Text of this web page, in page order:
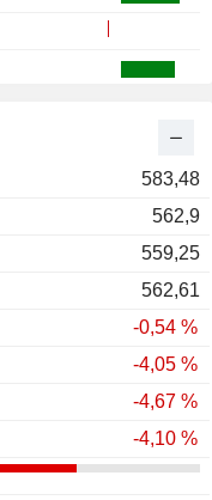
583,48
562,9
559,25
562,61
-0,54 %
-4,05 %
-4,67 %
-4,10 %